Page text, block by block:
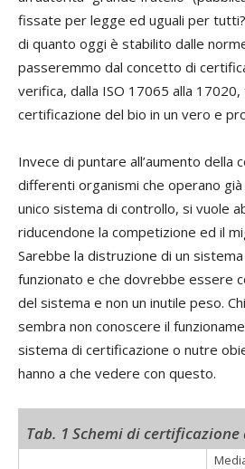
fissate per legge ed uguali per
di quanto oggi è stabilito dalle
passeremmo dal concetto di
verifica, dalla ISO 17065 alla
certificazione del bio in un vero e
Invece di puntare all’aumento della
differenti organismi che operano già
unico sistema di controllo, si vuole
riducendone la competizione ed il
Sarebbe la distruzione di un
funzionato e che dovrebbe essere
del sistema e non un inutile peso.
sembra non conoscere il
sistema di certificazione o nutre
hanno a che vedere con questo.
Tab. 1 Schemi di